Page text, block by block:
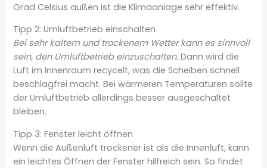
Grad Celsius außen ist die Klimaanlage sehr effektiv.
Tipp 2: Umluftbetrieb einschalten
Bei sehr kaltem und trockenem Wetter kann es sinnvoll
sein, den Umluftbetrieb einzuschalten. Dann wird die
Luft im Innenraum recycelt, was die Scheiben schnell
beschlagfrei macht. Bei wärmeren Temperaturen sollte
der Umluftbetrieb allerdings besser ausgeschaltet
bleiben.
Tipp 3: Fenster leicht öffnen
Wenn die Außenluft trockener ist als die Innenluft, kann
ein leichtes Öffnen der Fenster hilfreich sein. So findet